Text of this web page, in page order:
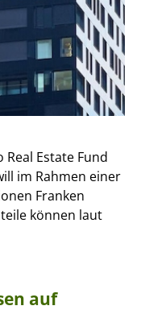
Estate Fund
im Rahmen einer
Franken
können laut
auf